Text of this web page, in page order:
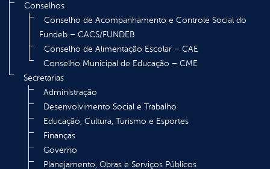
Conselhos
Conselho de Acompanhamento e Controle Social do
Fundeb – CACS/FUNDEB
Conselho de Alimentação Escolar – CAE
Conselho Municipal de Educação – CME
Secretarias
Administração
Desenvolvimento Social e Trabalho
Educação, Cultura, Turismo e Esportes
Finanças
Governo
Planejamento, Obras e Serviços Públicos